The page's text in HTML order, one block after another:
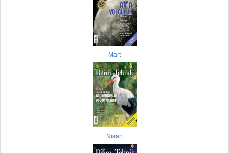
Mart
Nisan